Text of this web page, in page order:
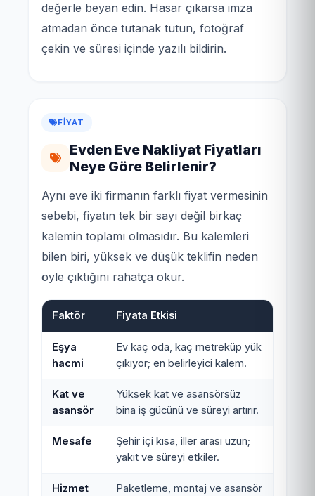
değerle beyan edin. Hasar çıkarsa imza
atmadan önce tutanak tutun, fotoğraf
çekin ve süresi içinde yazılı bildirin.
FIYAT
Evden Eve Nakliyat Fiyatları
Neye Göre Belirlenir?
Aynı eve iki firmanın farklı fiyat vermesinin
sebebi, fiyatın tek bir sayı değil birkaç
kalemin toplamı olmasıdır. Bu kalemleri
bilen biri, yüksek ve düşük teklifin neden
öyle çıktığını rahatça okur.
Faktör Fiyata Etkisi
Eşya
hacmi
Ev kaç oda, kaç metreküp yük
çıkıyor; en belirleyici kalem.
Kat ve
asansör
Yüksek kat ve asansörsüz
bina iş gücünü ve süreyi artırır.
Mesafe
Şehir içi kısa, iller arası uzun;
yakıt ve süreyi etkiler.
Hizmet
Paketleme, montaj ve asansör